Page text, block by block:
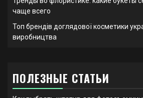
чаще всего
Топ брендів доглядової косметики
виробництва
ПОЛЕЗНЫЕ СТАТЬИ